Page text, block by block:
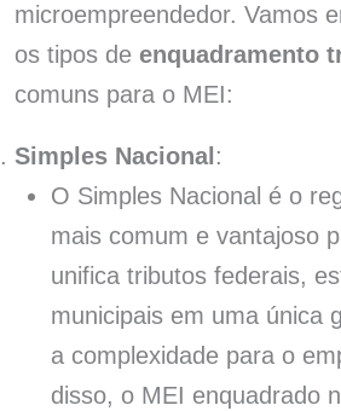
microempreendedor. Vamos
os tipos de enquadramento
comuns para o MEI:
Simples Nacional :
O Simples Nacional é o
mais comum e vantajoso
unifica tributos federais,
municipais em uma única
a complexidade para o
disso, o MEI enquadrado